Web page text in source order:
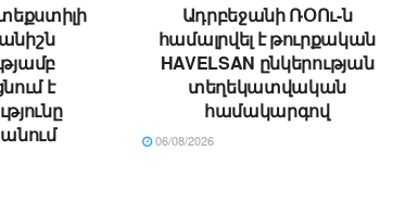
է
Ադրբեջանի ՌՕՈւ-ն
համալրվել է թուրքական
HAVELSAN ընկերության
տեղեկատվական
համակարգով
06/08/2026